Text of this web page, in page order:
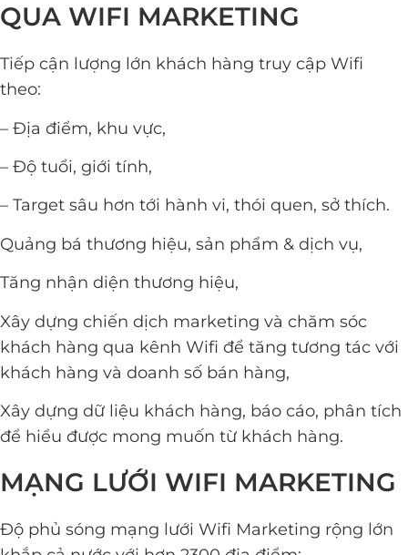
QUA WIFI MARKETING
Tiếp cận lượng lớn khách hàng truy cập Wifi
theo:
– Địa điểm, khu vực,
– Độ tuổi, giới tính,
– Target sâu hơn tới hành vi, thói quen, sở thích.
Quảng bá thương hiệu, sản phẩm & dịch vụ,
Tăng nhận diện thương hiệu,
Xây dựng chiến dịch marketing và chăm sóc
khách hàng qua kênh Wifi để tăng tương tác với
khách hàng và doanh số bán hàng,
Xây dựng dữ liệu khách hàng, báo cáo, phân tích
để hiểu được mong muốn từ khách hàng.
MẠNG LƯỚI WIFI MARKETING
Độ phủ sóng mạng lưới Wifi Marketing rộng lớn